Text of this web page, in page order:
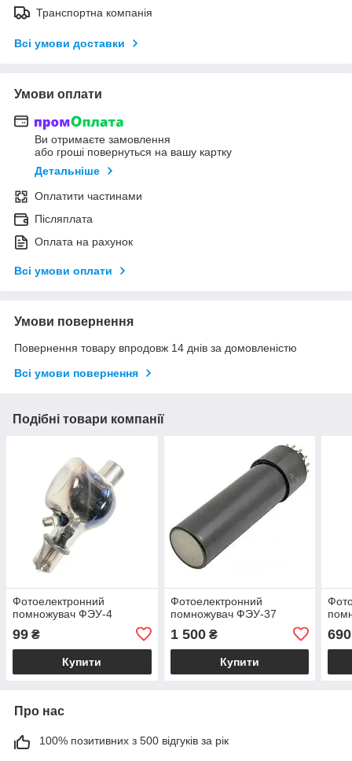
Транспортна компанія
Всі умови доставки
Умови оплати
Ви отримаєте замовлення
або гроші повернуться на вашу картку
Детальніше
Оплатити частинами
Післяплата
Оплата на рахунок
Всі умови оплати
Умови повернення
Повернення товару впродовж 14 днів за домовленістю
Всі умови повернення
Подібні товари компанії
Фотоелектронний
помножувач ФЭУ-4
99 ₴
Купити
Фотоелектронний
помножувач ФЭУ-37
1 500₴
Купити
690
Про нас
100% позитивних з 500 відгуків за рік